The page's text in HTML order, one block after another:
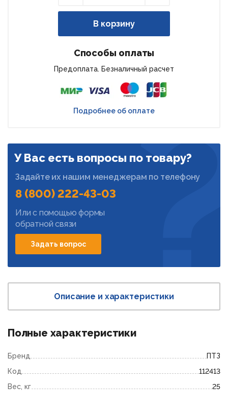
В корзину
Способы оплаты
Предоплата. Безналичный расчет
Подробнее об оплате
У Вас есть вопросы по товару?
Задайте их нашим менеджерам по телефону
8 (800) 222-43-03
Или с помощью формы
обратной связи
Задать вопрос
Описание и характеристики
Полные характеристики
Бренд
ПТЗ
Код
112413
Вес, кг
25